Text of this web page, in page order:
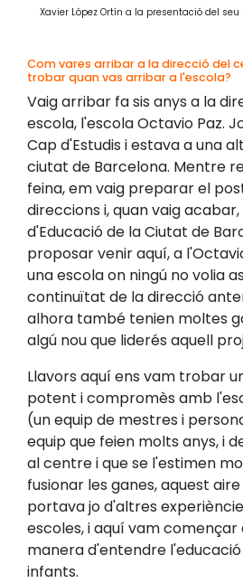
Xavier López Ortín a la presentació del seu
Com vares arribar a la direcció del
trobar quan vas arribar a l'escola?
Vaig arribar fa sis anys a la
escola, l'escola Octavio Paz.
Cap d'Estudis i estava a una
ciutat de Barcelona. Mentre
feina, em vaig preparar el
direccions i, quan vaig
d'Educació de la Ciutat de
proposar venir aquí, a
una escola on ningú no volia
continuïtat de la direcció
alhora també tenien moltes
algú nou que liderés aquell
Llavors aquí ens vam trobar
potent i compromès amb
(un equip de mestres i
equip que feien molts anys, i
al centre i que se l'estimen
fusionar les ganes, aquest
portava jo d'altres
escoles, i aquí vam
manera d'entendre
infants.